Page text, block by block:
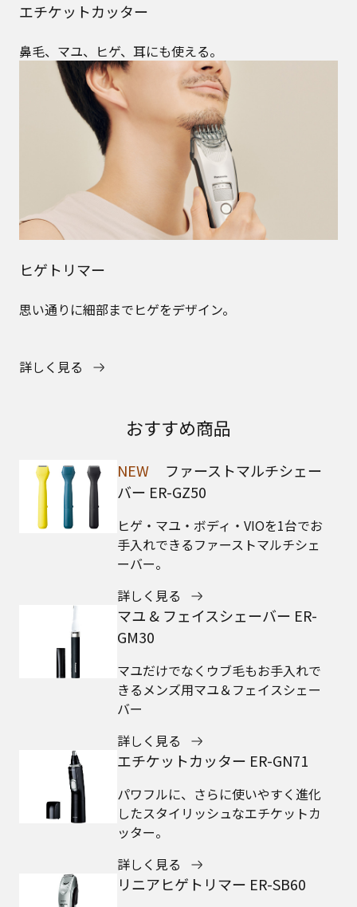
エチケットカッター
鼻毛、マユ、ヒゲ、耳にも使える。
ヒゲトリマー
思い通りに細部までヒゲをデザイン。
詳しく見る
おすすめ商品
NEW
ファーストマルチシェー
バー ER-GZ50
ヒゲ・マユ・ボディ・VIOを1台でお
手入れできるファーストマルチシェ
ーバー。
詳しく見る
マユ & フェイスシェーバー ER-
GM30
マユだけでなくウブ毛もお手入れで
きるメンズ用マユ＆フェイスシェー
バー
詳しく見る
エチケットカッター ER-GN71
パワフルに、さらに使いやすく進化
したスタイリッシュなエチケットカ
ッター。
詳しく見る
リニアヒゲトリマー ER-SB60